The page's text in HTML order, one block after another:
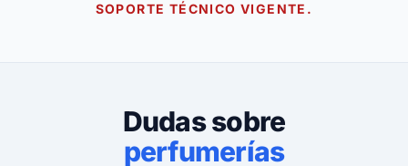
SOPORTE TÉCNICO VIGENTE.
Dudas sobre
perfumerías